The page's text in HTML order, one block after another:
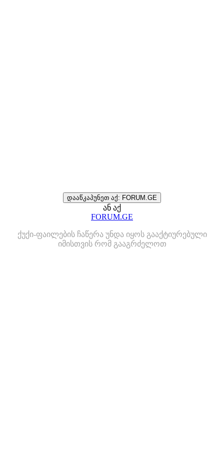
დააწკაპუნეთ აქ: FORUM.GE
ან აქ
FORUM.GE
ქუქი-ფაილების ჩაწერა უნდა იყოს გააქტიურებული
იმისთვის რომ გააგრძელოთ